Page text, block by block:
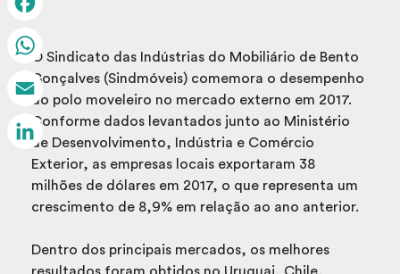
O Sindicato das Indústrias do Mobiliário de Bento
Gonçalves (Sindmóveis) comemora o desempenho
do polo moveleiro no mercado externo em 2017.
Conforme dados levantados junto ao Ministério
de Desenvolvimento, Indústria e Comércio
Exterior, as empresas locais exportaram 38
milhões de dólares em 2017, o que representa um
crescimento de 8,9% em relação ao ano anterior.
Dentro dos principais mercados, os melhores
Facebook
WhatsApp
Email
LinkedIn